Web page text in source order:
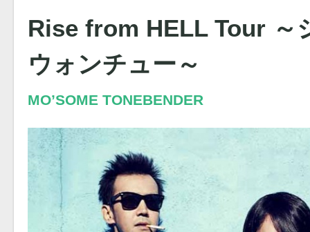
Rise from HELL Tour ～
ウォンチュー～
MO’SOME TONEBENDER